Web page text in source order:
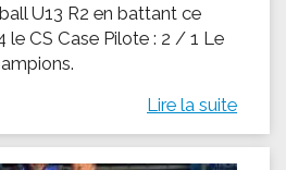
U13 R2 en battant ce
le CS Case Pilote : 2 / 1 Le
Lire la suite